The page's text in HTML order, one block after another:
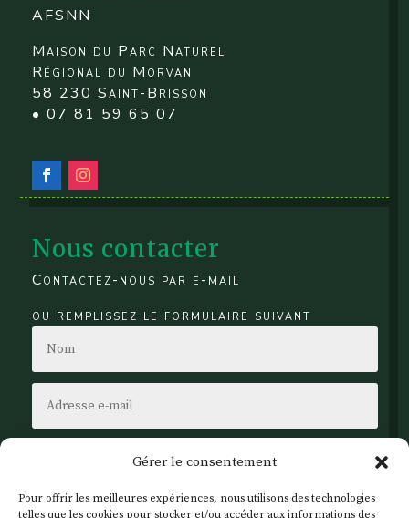
Gérer le consentement
Pour offrir les meilleures expériences, nous utilisons des technologies
telles que les cookies pour stocker et/ou accéder aux informations des
AFSNN
Maison du Parc Naturel
Régional du Morvan
58 230 Saint-Brisson
• 07 81 59 65 07
Nous contacter
Contactez-nous par e-mail
ou remplissez le formulaire suivant